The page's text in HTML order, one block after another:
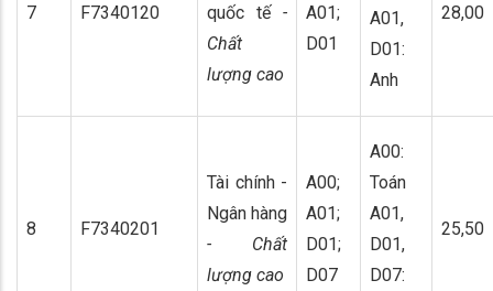
7 F7340120
quốc tế-
Chất
lượng cao
A01;
D01
A01,
D01:
Anh
28,00
8 F7340201
Tài chính -
Ngân hàng
- Chất
lượng cao
A00;
A01;
D01;
D07
A00:
Toán
A01,
D01,
D07:
25,50